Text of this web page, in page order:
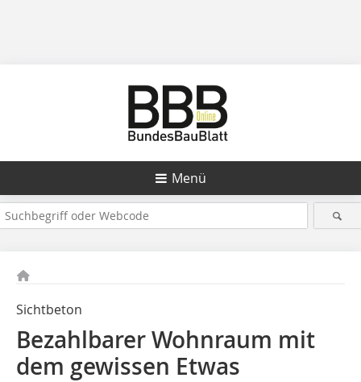
Menü
Sichtbeton
Bezahlbarer Wohnraum mit
dem gewissen Etwas